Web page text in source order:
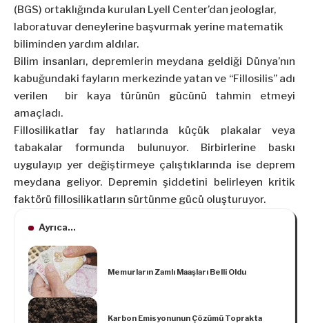
(BGS) ortaklığında kurulan Lyell Center’dan jeologlar,
laboratuvar deneylerine başvurmak yerine matematik
biliminden yardım aldılar.
Bilim insanları, depremlerin meydana geldiği Dünya’nın
kabuğundaki fayların merkezinde yatan ve “Fillosilis” adı
verilen bir kaya türünün gücünü tahmin etmeyi
amaçladı.
Fillosilikatlar fay hatlarında küçük plakalar veya
tabakalar formunda bulunuyor. Birbirlerine baskı
uygulayıp yer değiştirmeye çalıştıklarında ise deprem
meydana geliyor. Depremin şiddetini belirleyen kritik
faktörü fillosilikatların sürtünme gücü oluşturuyor.
Ayrıca...
Memurların Zamlı Maaşları Belli Oldu
Karbon Emisyonunun Çözümü Toprakta